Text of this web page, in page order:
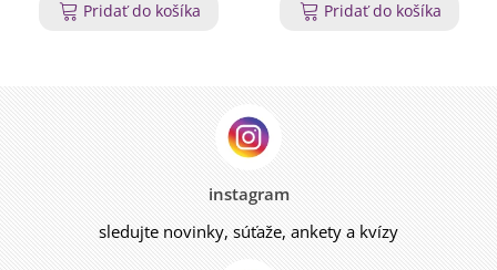
Pridať do košíka
Pridať do košíka
instagram
sledujte novinky, súťaže, ankety a kvízy